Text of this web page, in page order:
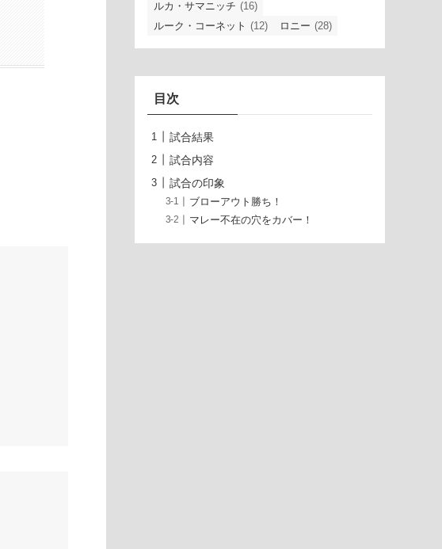
ルカ・サマニッチ (16)
ルーク・コーネット (12) ロニー (28)
目次
試合結果
試合内容
試合の印象
ブローアウト勝ち！
マレー不在の穴をカバー！